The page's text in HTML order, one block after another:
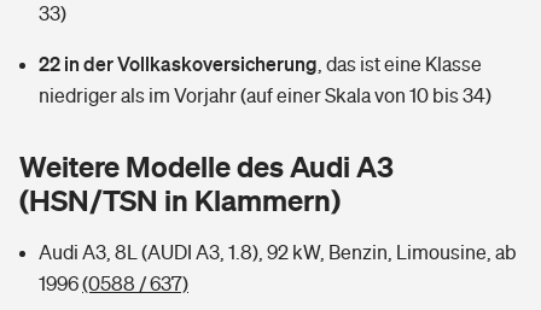
Zur Übersicht
Tools
Hochwasser-Check: Wie gefährdet ist Ihr Haus?
Sie haben Fragen?
Handyversicherung
Private Cyberversicherung
Zur Übersicht
Wer versichert was: Jetzt Versicherer finden
Rentenrechner: Wie viel Geld bekomme ich im Alter?
33)
22 in der Vollkaskoversicherung das ist eine Klasse
niedriger als im Vorjahr (auf einer Skala von 10 bis 34)
Weitere Modelle des Audi A3
(HSN/TSN in Klammern)
Audi A3, 8L (AUDI A3, 1.8), 92 kW, Benzin, Limousine, ab
1996(0588 / 637)